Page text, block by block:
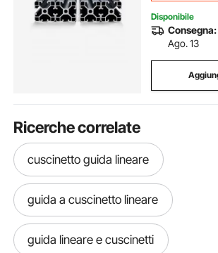
Disponibile
Consegna:
Ago. 13
Ricerche correlate
cuscinetto guida lineare
guida a cuscinetto lineare
guida lineare e cuscinetti